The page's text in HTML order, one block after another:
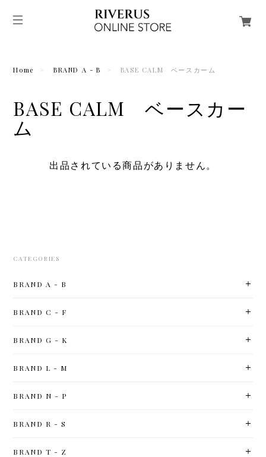
Home BRAND A - B BASE CALM ベースカーム
BASE CALM ベースカー
ム
出品されている商品がありません。
CATEGORIES
BRAND A - B
BRAND C - F
BRAND G - K
BRAND L - M
BRAND N - P
BRAND R - S
BRAND T - Z